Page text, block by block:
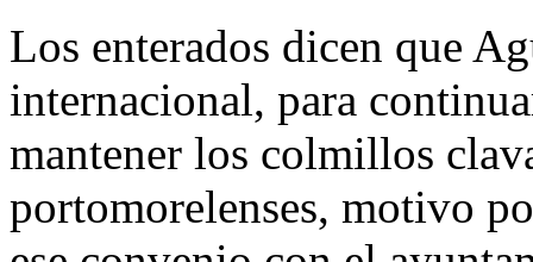
Los enterados dicen que
internacional, para
mantener los colmillos
portomorelenses, motivo